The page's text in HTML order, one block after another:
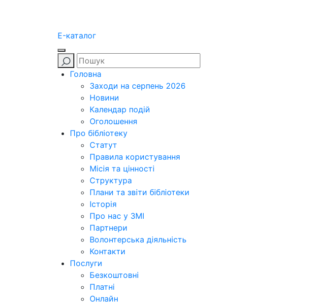
E-каталог
Головна
Заходи на серпень 2026
Новини
Календар подій
Оголошення
Про бібліотеку
Статут
Правила користування
Місія та цінності
Структура
Плани та звіти бібліотеки
Історія
Про нас у ЗМІ
Партнери
Волонтерська діяльність
Контакти
Послуги
Безкоштовні
Платні
Онлайн